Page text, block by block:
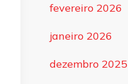
fevereiro 2026
janeiro 2026
dezembro 2025